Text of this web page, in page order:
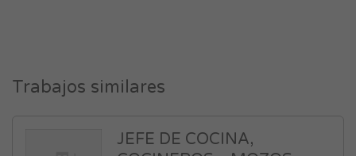
Trabajos similares
JEFE DE COCINA,